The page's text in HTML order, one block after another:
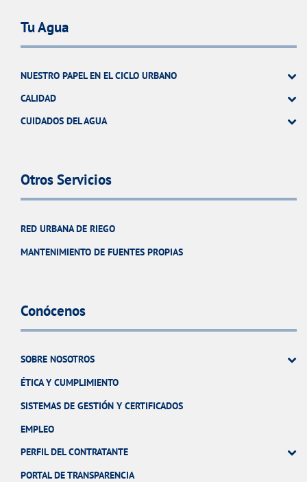
Tu Agua
NUESTRO PAPEL EN EL CICLO URBANO
CALIDAD
CUIDADOS DEL AGUA
Otros Servicios
RED URBANA DE RIEGO
MANTENIMIENTO DE FUENTES PROPIAS
Conócenos
SOBRE NOSOTROS
ÉTICA Y CUMPLIMIENTO
SISTEMAS DE GESTIÓN Y CERTIFICADOS
EMPLEO
PERFIL DEL CONTRATANTE
PORTAL DE TRANSPARENCIA